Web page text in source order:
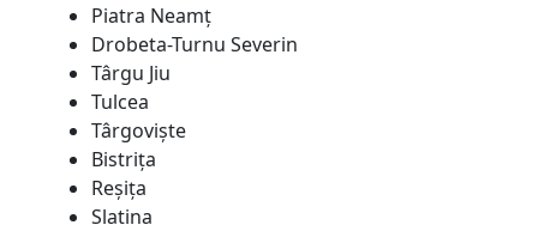
Piatra Neamţ
Drobeta-Turnu Severin
Târgu Jiu
Tulcea
Târgovişte
Bistriţa
Reşiţa
Slatina